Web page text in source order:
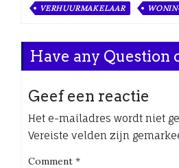
VERHUURMAKELAAR
Have any Question
Geef een reactie
Het e-mailadres wordt niet
Vereiste velden zijn
Comment *